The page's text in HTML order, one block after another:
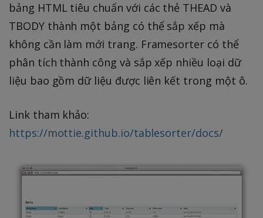
bảng HTML tiêu chuẩn với các thẻ THEAD và
TBODY thành một bảng có thể sắp xếp mà
không cần làm mới trang. Framesorter có thể
phân tích thành công và sắp xếp nhiều loại dữ
liệu bao gồm dữ liệu được liên kết trong một ô.
Link tham khảo:
https://mottie.github.io/tablesorter/docs/